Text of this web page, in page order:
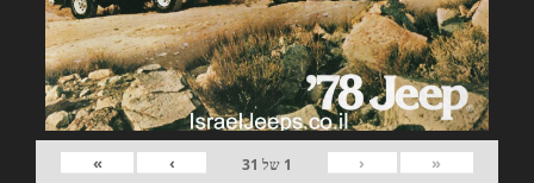
«
‹
1 של 31
›
»